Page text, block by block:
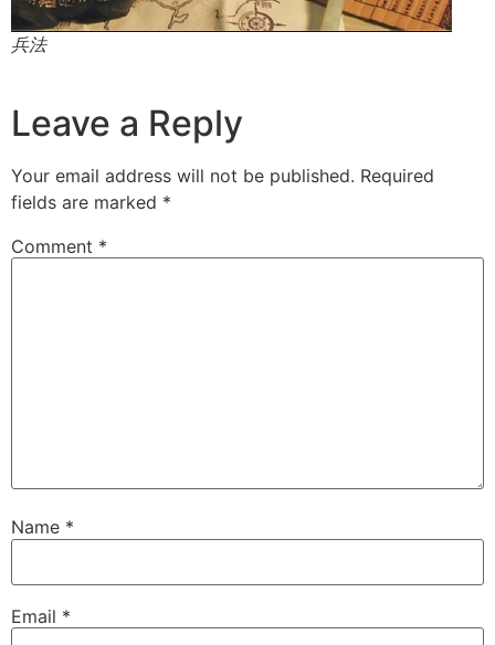
兵法
Leave a Reply
Your email address will not be published. Required
fields are marked *
Comment *
Name *
Email *